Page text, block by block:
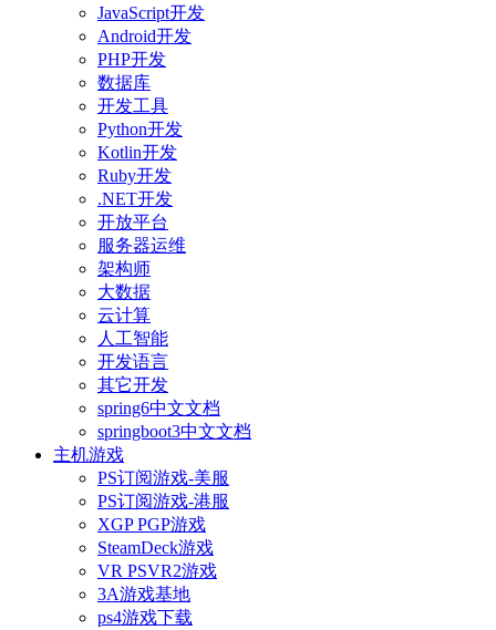
JavaScript开发
Android开发
PHP开发
数据库
开发工具
Python开发
Kotlin开发
Ruby开发
.NET开发
开放平台
服务器运维
架构师
大数据
云计算
人工智能
开发语言
其它开发
spring6中文文档
springboot3中文文档
主机游戏
PS订阅游戏-美服
PS订阅游戏-港服
XGP PGP游戏
SteamDeck游戏
VR PSVR2游戏
3A游戏基地
ps4游戏下载